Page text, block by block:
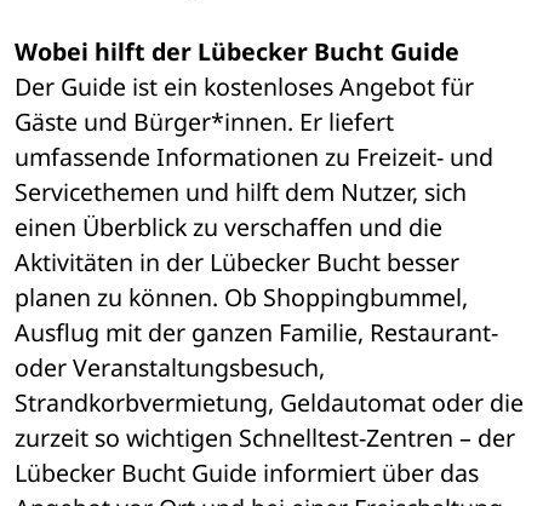
Wobei hilft der Lübecker Bucht Guide
Der Guide ist ein kostenloses Angebot für
Gäste und Bürger*innen. Er liefert
umfassende Informationen zu Freizeit- und
Servicethemen und hilft dem Nutzer, sich
einen Überblick zu verschaffen und die
Aktivitäten in der Lübecker Bucht besser
planen zu können. Ob Shoppingbummel,
Ausflug mit der ganzen Familie, Restaurant-
oder Veranstaltungsbesuch,
Strandkorbvermietung, Geldautomat oder die
zurzeit so wichtigen Schnelltest-Zentren – der
Lübecker Bucht Guide informiert über das